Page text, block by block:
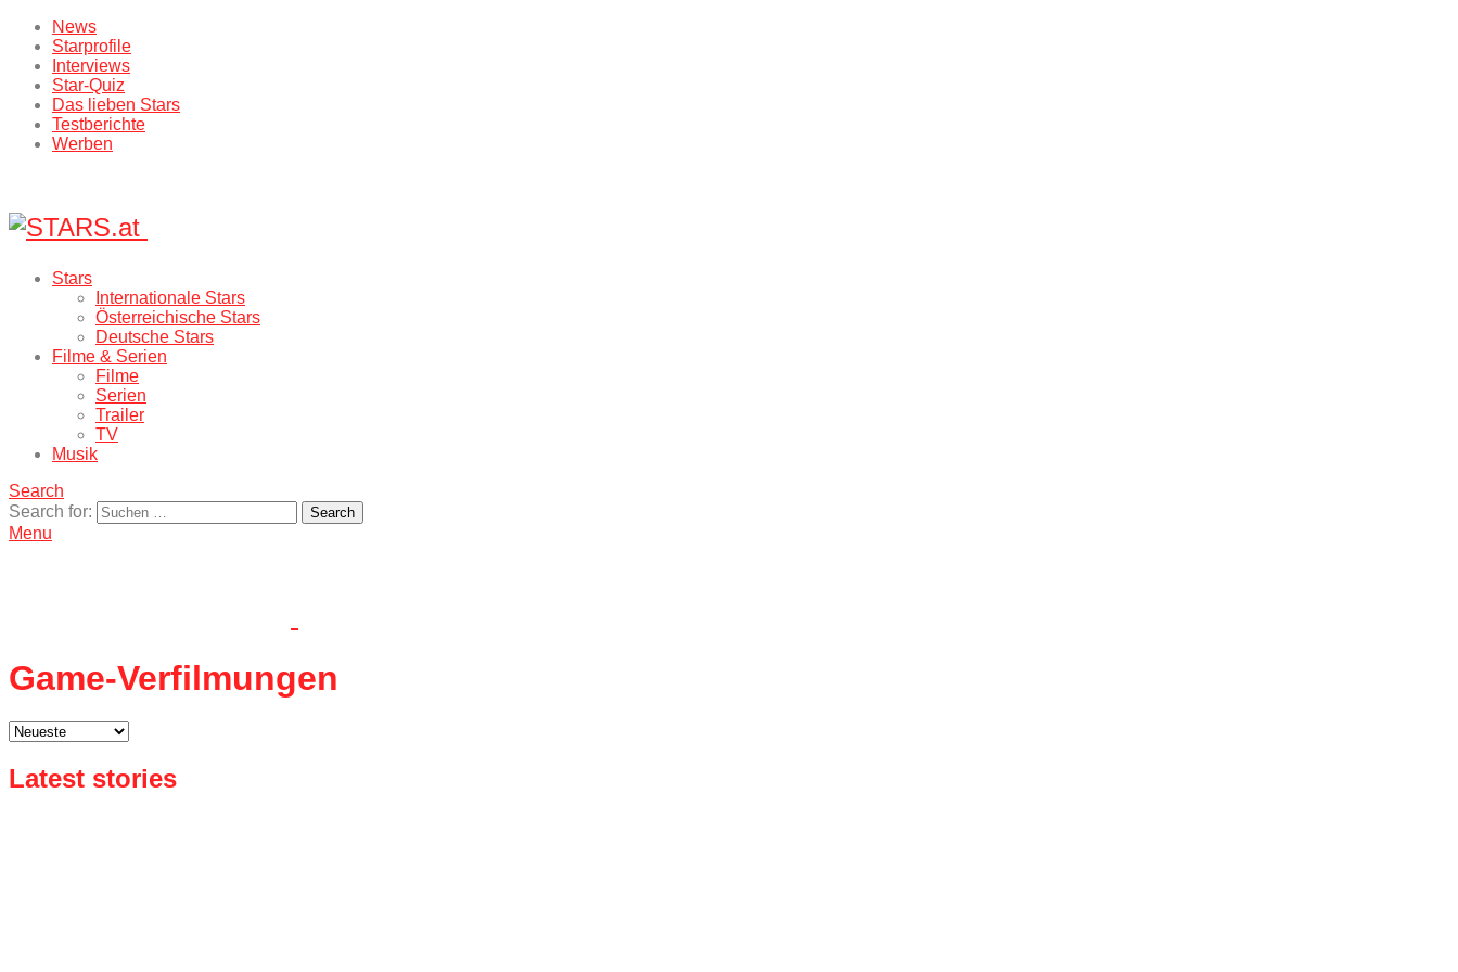
News
Starprofile
Interviews
Star-Quiz
Das lieben Stars
Testberichte
Werben
Stars
Internationale Stars
Österreichische Stars
Deutsche Stars
Filme & Serien
Filme
Serien
Trailer
TV
Musik
Search
Search for:
Search
Menu
Game-Verfilmungen
Latest stories